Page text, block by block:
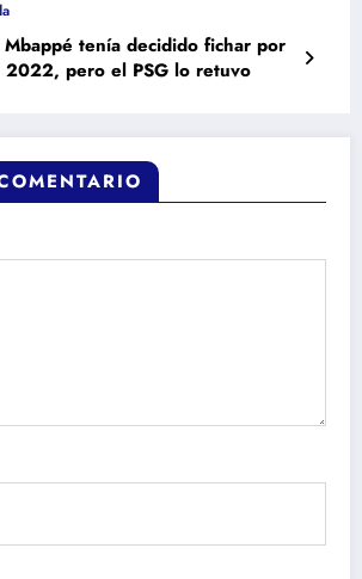
tenía decidido fichar por
pero el PSG lo retuvo